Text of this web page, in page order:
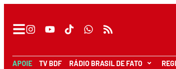
APOIE TV BDF RÁDIO BRASIL DE FATO